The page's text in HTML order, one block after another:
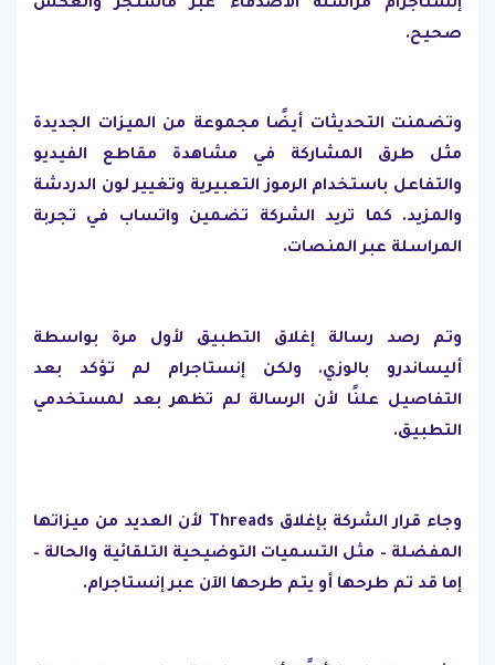
إنستاجرام مراسلة الأصدقاء عبر ماسنجر والعكس
صحيح.
وتضمنت التحديثات أيضًا مجموعة من الميزات الجديدة
مثل طرق المشاركة في مشاهدة مقاطع الفيديو
والتفاعل باستخدام الرموز التعبيرية وتغيير لون الدردشة
والمزيد. كما تريد الشركة تضمين واتساب في تجربة
المراسلة عبر المنصات.
وتم رصد رسالة إغلاق التطبيق لأول مرة بواسطة
أليساندرو بالوزي. ولكن إنستاجرام لم تؤكد بعد
التفاصيل علنًا لأن الرسالة لم تظهر بعد لمستخدمي
التطبيق.
وجاء قرار الشركة بإغلاق Threads لأن العديد من ميزاتها
المفضلة – مثل التسميات التوضيحية التلقائية والحالة –
إما قد تم طرحها أو يتم طرحها الآن عبر إنستاجرام.